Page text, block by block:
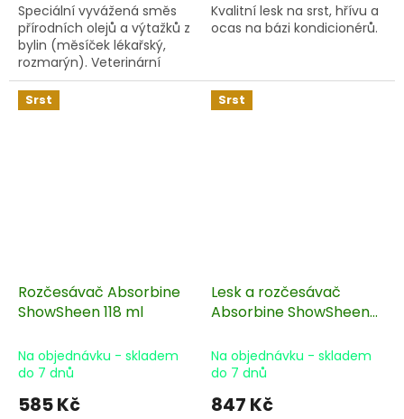
Speciální vyvážená směs
přírodních olejů a výtažků z
bylin (měsíček lékařský,
rozmarýn). Veterinární
přípravek okamžitě
pomůže při vyrážce,
svědění, podrážděné kůži
Kvalitní lesk na srst, hřívu a
ocas na bázi kondicionérů.
Srst
Rozčesávač Absorbine
ShowSheen 118 ml
Na objednávku - skladem
do 7 dnů
585 Kč
Srst
Lesk a rozčesávač
Absorbine ShowSheen
Na objednávku - skladem
do 7 dnů
847 Kč